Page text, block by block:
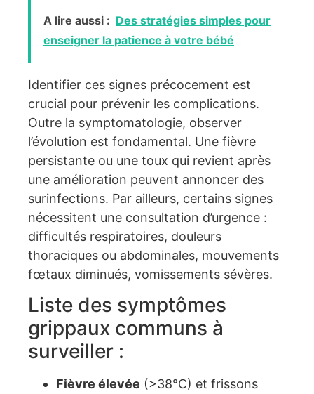
A lire aussi : Des stratégies simples pour
enseigner la patience à votre bébé
Identifier ces signes précocement est
crucial pour prévenir les complications.
Outre la symptomatologie, observer
l’évolution est fondamental. Une fièvre
persistante ou une toux qui revient après
une amélioration peuvent annoncer des
surinfections. Par ailleurs, certains signes
nécessitent une consultation d’urgence :
difficultés respiratoires, douleurs
thoraciques ou abdominales, mouvements
fœtaux diminués, vomissements sévères.
Liste des symptômes
grippaux communs à
surveiller :
Fièvre élevée (>38°C) et frissons